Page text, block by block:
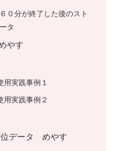
０分が終了した後のスト
タ
やす
用実践事例１
用実践事例２
データ めやす